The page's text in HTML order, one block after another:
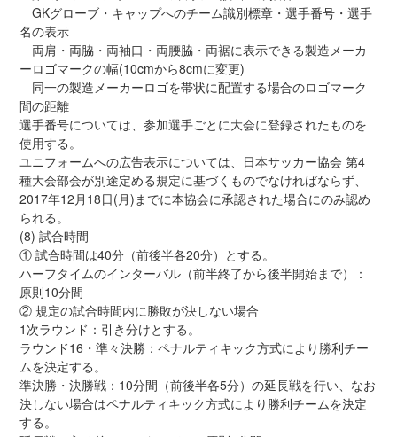
GKグローブ・キャップへのチーム識別標章・選手番号・選手
名の表示
両肩・両脇・両袖口・両腰脇・両裾に表示できる製造メーカ
ーロゴマークの幅(10cmから8cmに変更)
同一の製造メーカーロゴを帯状に配置する場合のロゴマーク
間の距離
選手番号については、参加選手ごとに大会に登録されたものを
使用する。
ユニフォームへの広告表示については、日本サッカー協会 第4
種大会部会が別途定める規定に基づくものでなければならず、
2017年12月18日(月)までに本協会に承認された場合にのみ認め
られる。
(8) 試合時間
① 試合時間は40分（前後半各20分）とする。
ハーフタイムのインターバル（前半終了から後半開始まで）：
原則10分間
② 規定の試合時間内に勝敗が決しない場合
1次ラウンド：引き分けとする。
ラウンド16・準々決勝：ペナルティキック方式により勝利チー
ムを決定する。
準決勝・決勝戦：10分間（前後半各5分）の延長戦を行い、なお
決しない場合はペナルティキック方式により勝利チームを決定
する。